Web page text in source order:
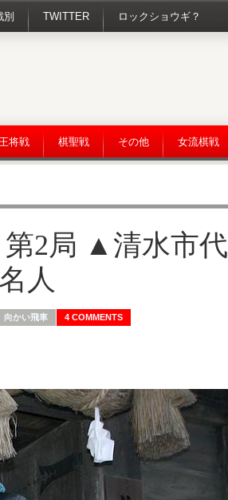
別 TWITTER ロックショウギ？
将戦 棋聖戦 その他 女流棋戦
第2局 ▲清水市代
人
向かい飛車 4 COMMENTS